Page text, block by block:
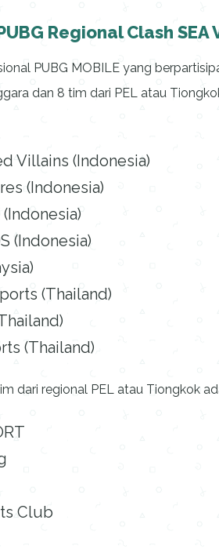
Regional Clash SEA
PUBG MOBILE yang
dan 8 tim dari PEL atau
Villains (Indonesia)
(Indonesia)
(Indonesia)
(Thailand)
(Thailand)
dari regional PEL atau Tiongkok
Club